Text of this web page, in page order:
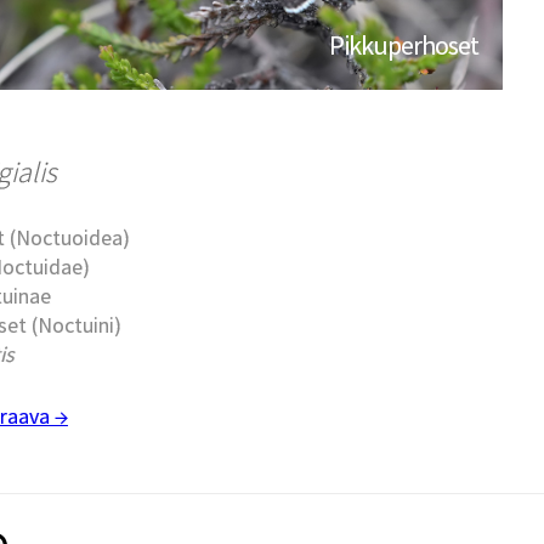
Pikkuperhoset
(Noctuoidea)
(Noctuini)
→